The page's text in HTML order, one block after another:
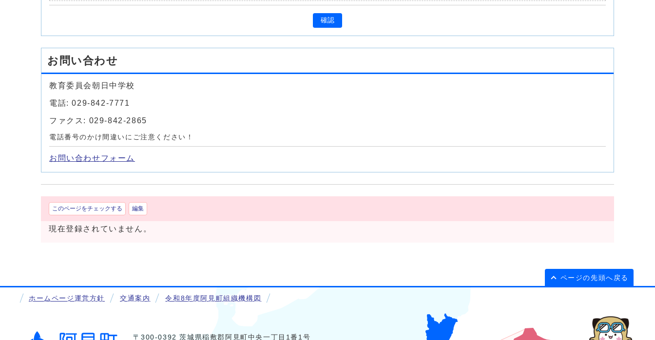
確認
お問い合わせ
教育委員会朝日中学校
電話: 029-842-7771
ファクス: 029-842-2865
電話番号のかけ間違いにご注意ください！
お問い合わせフォーム
このページをチェックする 編集
現在登録されていません。
ページの先頭へ戻る
ホームページ運営方針 交通案内 令和8年度阿見町組織機構図
〒300-0392 茨城県稲敷郡阿見町中央一丁目1番1号